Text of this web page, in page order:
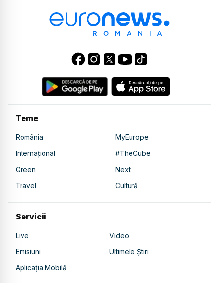
Teme
România
MyEurope
Internațional
#TheCube
Green
Next
Travel
Cultură
Servicii
Live
Video
Emisiuni
Ultimele Știri
Aplicația Mobilă